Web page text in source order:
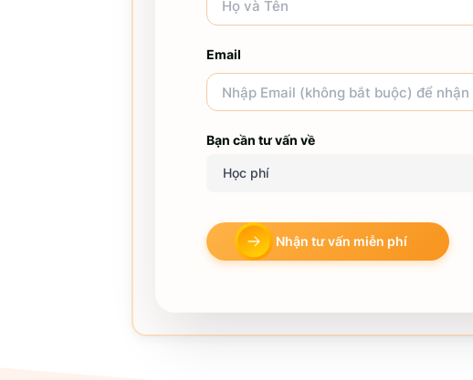
Email
Bạn cần tư vấn về
Học phí
Nhận tư vấn miễn phí